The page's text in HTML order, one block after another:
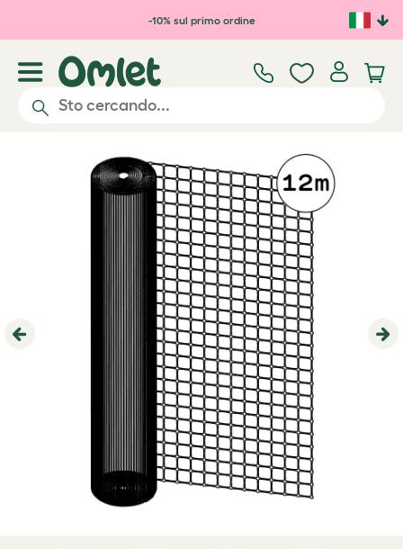
Passa al contenuto principale
-10% sul primo ordine
Previous